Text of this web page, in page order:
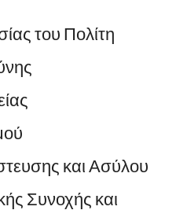
του Πολίτη
και Ασύλου
Συνοχής και